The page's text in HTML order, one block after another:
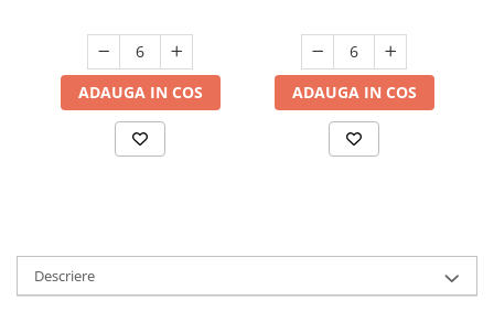
Tacamuri si seturi
Taietoare manuale
Termosuri si cani termos
Tocatoare de bucatarie
Ustensile ornare prajituri
Uscatoare de rufe
ADAUGA IN COS ADAUGA IN COS
Descriere